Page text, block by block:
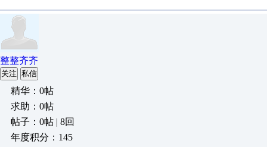
整整齐齐
关注 私信
精华：0帖
求助：0帖
帖子：0帖 | 8回
年度积分：145